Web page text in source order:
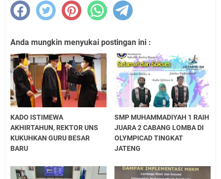
Anda mungkin menyukai postingan ini :
KADO ISTIMEWA
AKHIRTAHUN, REKTOR UNS
KUKUHKAN GURU BESAR
BARU
SMP MUHAMMADIYAH 1 RAIH
JUARA 2 CABANG LOMBA DI
OLYMPICAD TINGKAT
JATENG